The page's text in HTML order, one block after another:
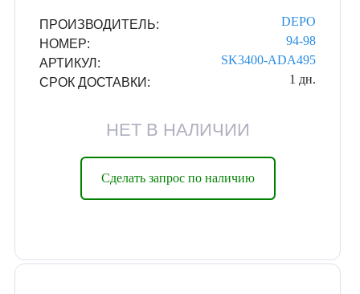
ПРОИЗВОДИТЕЛЬ:
DEPO
НОМЕР:
94-98
АРТИКУЛ:
SK3400-ADA495
СРОК ДОСТАВКИ:
1 дн.
НЕТ В НАЛИЧИИ
Сделать запрос по наличию